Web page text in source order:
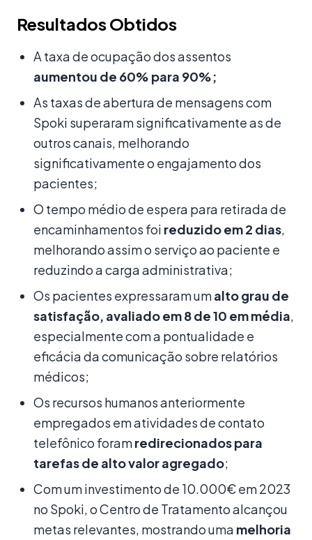
Resultados Obtidos
A taxa de ocupação dos assentos
aumentou de 60% para 90%;
As taxas de abertura de mensagens com
Spoki superaram significativamente as de
outros canais, melhorando
significativamente o engajamento dos
pacientes;
O tempo médio de espera para retirada de
encaminhamentos foi reduzido em 2 dias,
melhorando assim o serviço ao paciente e
reduzindo a carga administrativa;
Os pacientes expressaram umalto grau de
satisfação, avaliado em 8 de 10 em média,
especialmente com a pontualidade e
eficácia da comunicação sobre relatórios
médicos;
Os recursos humanos anteriormente
empregados em atividades de contato
telefônico foramredirecionados para
tarefas de alto valor agregado;
Com um investimento de 10.000€ em 2023
no Spoki, o Centro de Tratamento alcançou
metas relevantes, mostrando uma melhoria